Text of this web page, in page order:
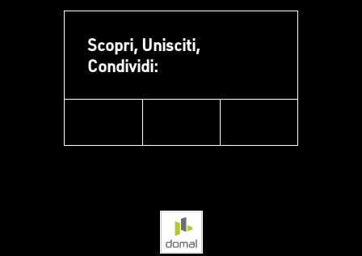
Scopri, Unisciti,
Condividi: